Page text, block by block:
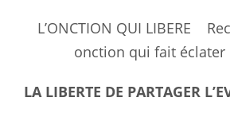
L’ONCTION QUI LIBERE
onction qui fait éclater
LA LIBERTE DE PARTAGER